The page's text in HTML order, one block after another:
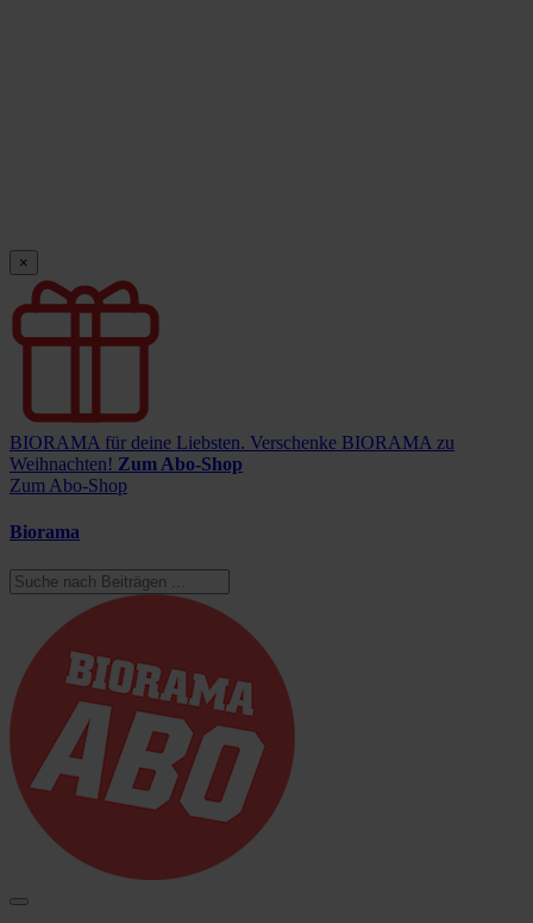
×
BIORAMA für deine Liebsten. Verschenke BIORAMA zu
Weihnachten! Zum Abo-Shop
Zum Abo-Shop
Biorama